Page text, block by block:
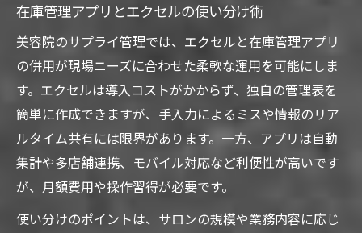
在庫管理アプリとエクセルの使い分け術
美容院のサプライ管理では、エクセルと在庫管理アプリ
の併用が現場ニーズに合わせた柔軟な運用を可能にしま
す。エクセルは導入コストがかからず、独自の管理表を
簡単に作成できますが、手入力によるミスや情報のリア
ルタイム共有には限界があります。一方、アプリは自動
集計や多店舗連携、モバイル対応など利便性が高いです
が、月額費用や操作習得が必要です。
使い分けのポイントは、サロンの規模や業務内容に応じ